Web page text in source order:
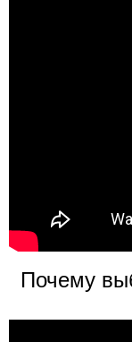
Почему